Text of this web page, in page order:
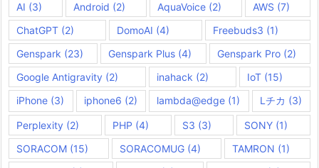
AI (3) Android (2) AquaVoice(2) AWS (7)
ChatGPT (2) DomoAI (4) Freebuds3 (1)
Genspark (23) Genspark Plus (4) Genspark Pro(2)
Google Antigravity (2) inahack (2) IoT (15)
iPhone (3) iphone6 (2) lambda@edge (1) Lチカ (3)
Perplexity (2) PHP (4) S3 (3) SONY (1)
SORACOM (15) SORACOMUG (4) TAMRON (1)